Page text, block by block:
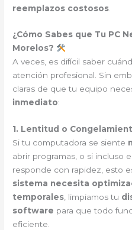
reemplazos costosos
¿Cómo Sabes que Tu PC
Morelos?
A veces, es difícil saber
atención profesional. Sin
claras de que tu equipo
inmediato:
1. Lentitud o
Si tu computadora se siente
abrir programas, o si incluso
responde con rapidez, esto
sistema necesita
temporales, limpiamos tu
software para que todo
eficiente.